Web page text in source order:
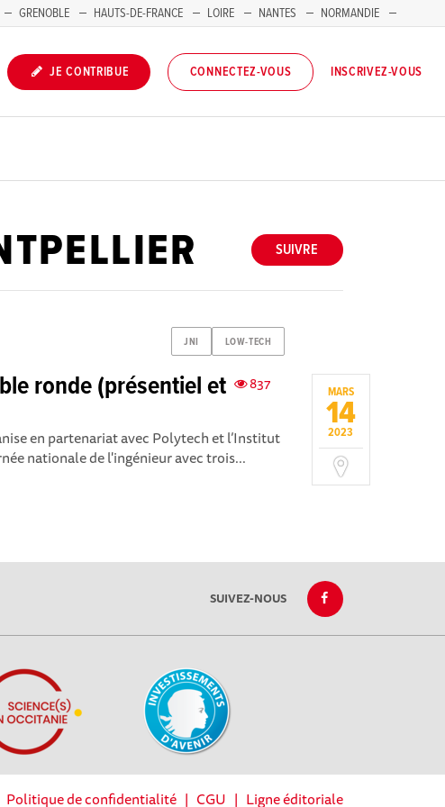
GRENOBLE HAUTS-DE-FRANCE LOIRE NANTES
NORMANDIE
JE CONTRIBUE CONNECTEZ-VOUS INSCRIVEZ-VOUS
SUIVRE
JNI LOW-TECH
MARS
14
2023
837
ronde (présentiel et
en partenariat avec Polytech et l’Institut
nationale de l'ingénieur avec trois...
SUIVEZ-NOUS
Politique de confidentialité| CGU | Ligne éditoriale